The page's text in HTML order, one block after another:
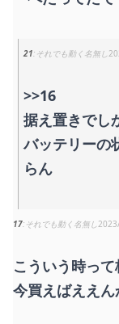
21 それでも動く名無し
>>16
据え置きでし
バッテリーの
らん
17 それでも動く名無し
こういう時っ
今買えばええん